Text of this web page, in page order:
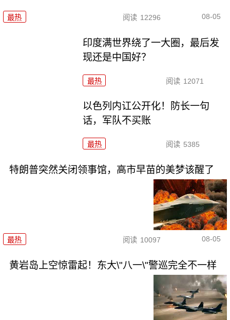
最热 阅读 12296 08-05
印度满世界绕了一大圈，最后发
现还是中国好？
最热 阅读 12071
以色列内讧公开化！防长一句
话，军队不买账
最热 阅读 5385
特朗普突然关闭领事馆，高市早苗的美梦该醒了
最热 阅读 10097 08-05
黄岩岛上空惊雷起！东大\"八一\"警巡完全不一样